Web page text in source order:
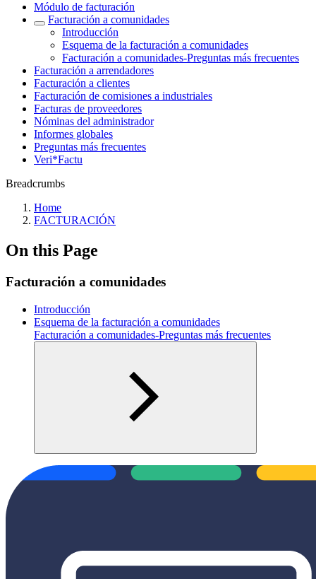
Módulo de facturación
Facturación a comunidades
Introducción
Esquema de la facturación a comunidades
Facturación a comunidades-Preguntas más frecuentes
Facturación a arrendadores
Facturación a clientes
Facturación de comisiones a industriales
Facturas de proveedores
Nóminas del administrador
Informes globales
Preguntas más frecuentes
Veri*Factu
Breadcrumbs
Home
FACTURACIÓN
On this Page
Facturación a comunidades
Introducción
Esquema de la facturación a comunidades
Facturación a comunidades-Preguntas más frecuentes